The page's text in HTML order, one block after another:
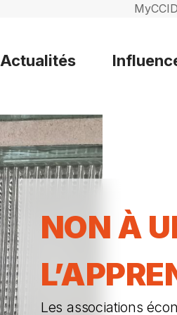
MyCCI
Actualités
NON À
Les associations